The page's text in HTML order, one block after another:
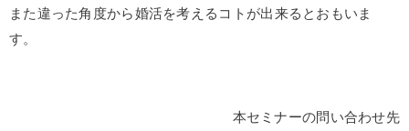
また違った角度から婚活を考えるコトが出来るとおもいま
す。
本セミナーの問い合わせ先